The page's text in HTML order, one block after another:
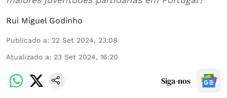
Rui Miguel Godinho
Publicado a: 22 Set 2024, 23:08
Atualizado a: 23 Set 2024, 16:20
Siga-nos